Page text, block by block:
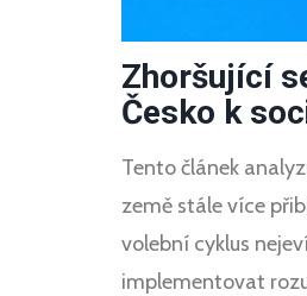
Zhoršující
Česko k
Tento článek
země stále více
volební cyklus
implementovat